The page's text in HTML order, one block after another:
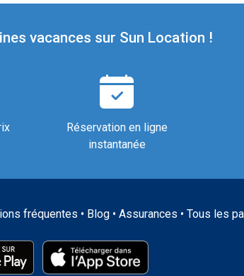
vacances sur Sun Location !
Réservation en ligne
instantanée
fréquentes • Blog• Assurances • Tous les